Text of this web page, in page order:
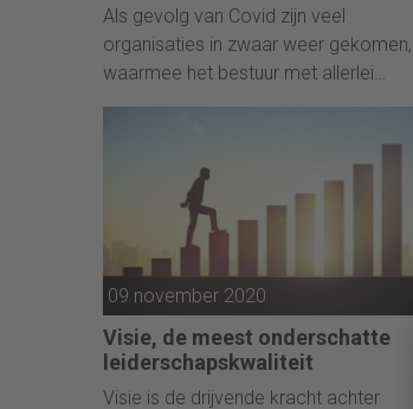
Als gevolg van Covid zijn veel
organisaties in zwaar weer gekomen,
waarmee het bestuur met allerlei
spanningen te maken krijgt. Hoe ga je
09 november 2020
Visie, de meest onderschatte
leiderschapskwaliteit
Visie is de drijvende kracht achter